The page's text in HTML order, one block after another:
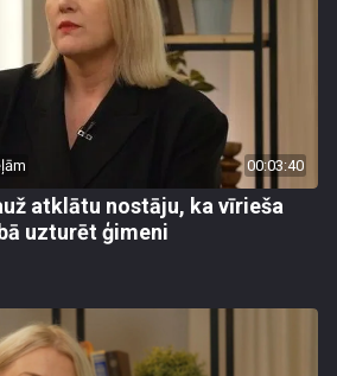
00:03:40
atklātu nostāju, ka vīrieša
uzturēt ģimeni